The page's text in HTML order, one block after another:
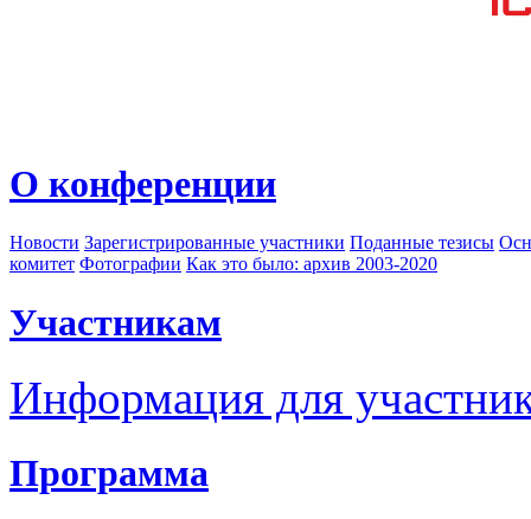
О конференции
Новости Зарегистрированные участники Поданные тезисы
комитет Фотографии Как это было: архив 2003-2020
Участникам
Информация для
Программа